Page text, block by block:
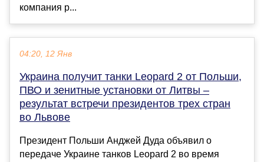
компания р...
04:20, 12 Янв
Украина получит танки Leopard 2 от Польши,
ПВО и зенитные установки от Литвы –
результат встречи президентов трех стран
во Львове
Президент Польши Анджей Дуда объявил о
передаче Украине танков Leopard 2 во время